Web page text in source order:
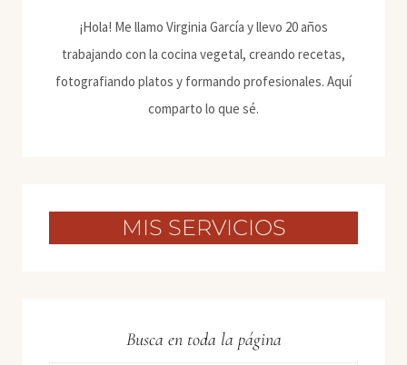
¡Hola! Me llamo Virginia García y llevo 20 años
trabajando con la cocina vegetal, creando recetas,
fotografiando platos y formando profesionales. Aquí
comparto lo que sé.
MIS SERVICIOS
Busca en toda la página